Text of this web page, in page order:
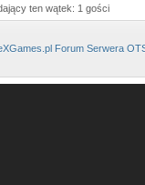
ten wątek: 1 gości
Forum Serwera